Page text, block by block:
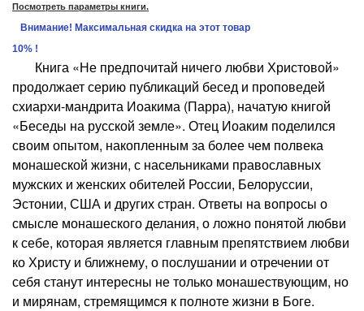
Посмотреть параметры книги.
Внимание! Максимальная скидка на этот товар
10% !
Книга «Не предпочитай ничего любви Христовой»
продолжает серию публикаций бесед и проповедей
схиархи-мандрита Иоакима (Парра), начатую книгой
«Беседы на русской земле». Отец Иоаким поделился
своим опытом, накопленным за более чем полвека
монашеской жизни, с насельниками православных
мужских и женских обителей России, Белоруссии,
Эстонии, США и других стран. Ответы на вопросы о
смысле монашеского делания, о ложно понятой любви
к себе, которая является главным препятствием любви
ко Христу и ближнему, о послушании и отречении от
себя станут интересны не только монашествующим, но
и мирянам, стремящимся к полноте жизни в Боге.